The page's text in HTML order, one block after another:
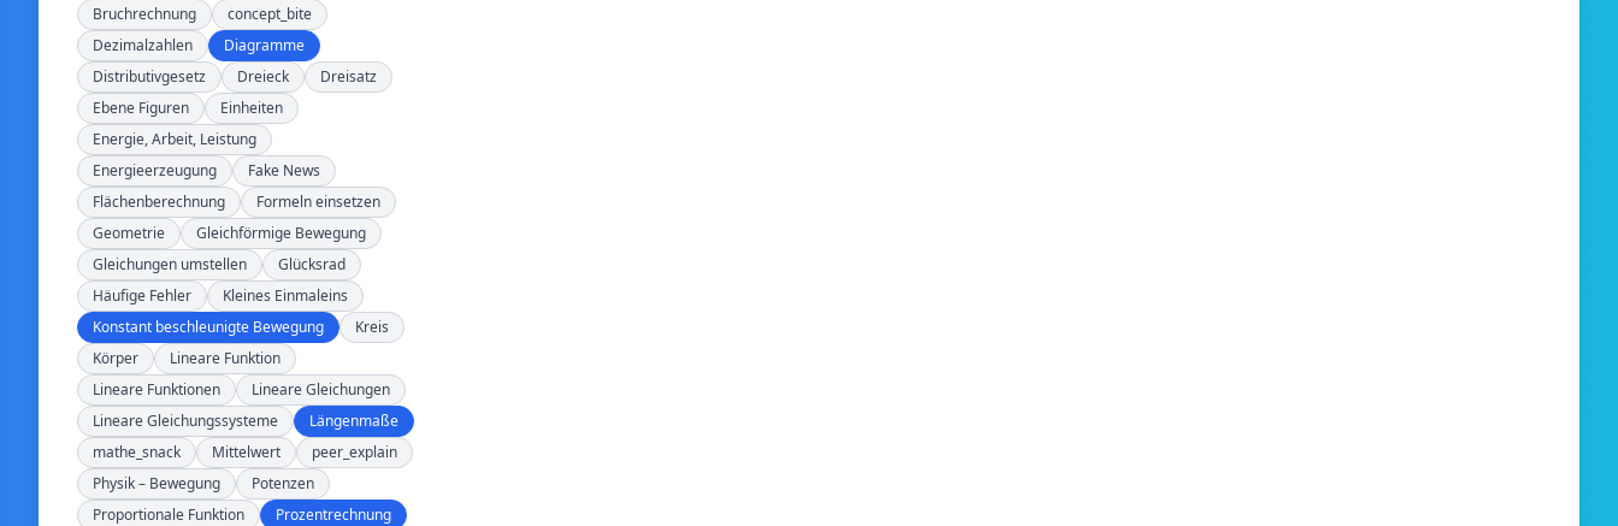
Bruchrechnung
concept_bite
Dezimalzahlen
Diagramme
Distributivgesetz
Dreieck
Dreisatz
Ebene Figuren
Einheiten
Energie, Arbeit, Leistung
Energieerzeugung
Fake News
Flächenberechnung
Formeln einsetzen
Geometrie
Gleichförmige Bewegung
Gleichungen umstellen
Glücksrad
Häufige Fehler
Kleines Einmaleins
Konstant beschleunigte Bewegung
Kreis
Körper
Lineare Funktion
Lineare Funktionen
Lineare Gleichungen
Lineare Gleichungssysteme
Längenmaße
mathe_snack
Mittelwert
peer_explain
Physik – Bewegung
Potenzen
Proportionale Funktion
Prozentrechnung